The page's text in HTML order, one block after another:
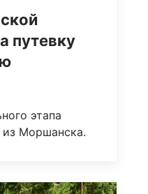
путевку
этапа
Моршанска.